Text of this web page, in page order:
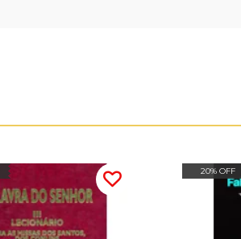
20% OFF